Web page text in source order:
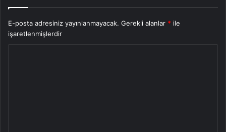
E-posta adresiniz yayınlanmayacak. Gerekli alanlar * ile
işaretlenmişlerdir